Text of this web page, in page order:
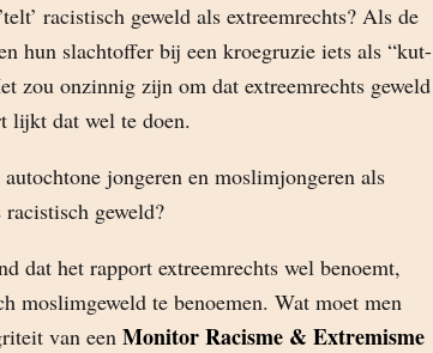
racistisch geweld als extreemrechts? Als de
hun slachtoffer bij een kroegruzie iets als “kut-
zou onzinnig zijn om dat extreemrechts geweld
lijkt dat wel te doen.
jongeren en moslimjongeren als
geweld?
dat het rapport extreemrechts wel benoemt,
moslimgeweld te benoemen. Wat moet men
van een Monitor Racisme & Extremisme